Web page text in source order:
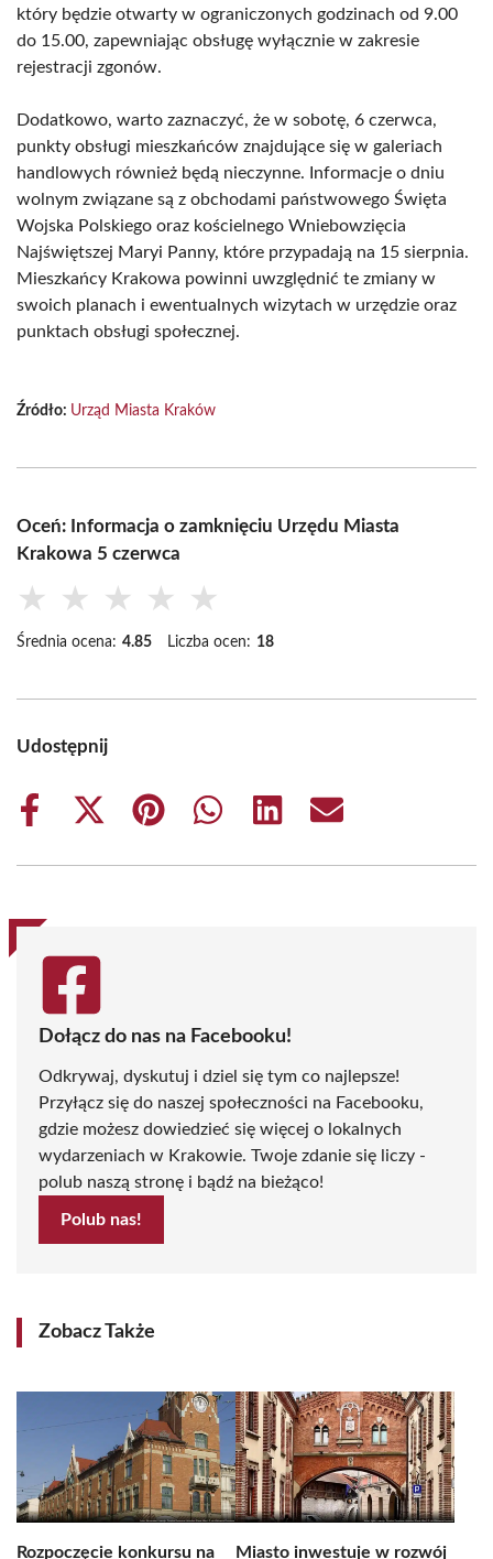
który będzie otwarty w ograniczonych godzinach od 9.00
do 15.00, zapewniając obsługę wyłącznie w zakresie
rejestracji zgonów.
Dodatkowo, warto zaznaczyć, że w sobotę, 6 czerwca,
punkty obsługi mieszkańców znajdujące się w galeriach
handlowych również będą nieczynne. Informacje o dniu
wolnym związane są z obchodami państwowego Święta
Wojska Polskiego oraz kościelnego Wniebowzięcia
Najświętszej Maryi Panny, które przypadają na 15 sierpnia.
Mieszkańcy Krakowa powinni uwzględnić te zmiany w
swoich planach i ewentualnych wizytach w urzędzie oraz
punktach obsługi społecznej.
Źródło: Urząd Miasta Kraków
Oceń: Informacja o zamknięciu Urzędu Miasta
Krakowa 5 czerwca
★ ★ ★ ★ ★
Średnia ocena: 4.85 Liczba ocen: 18
Udostępnij
Share
Share
(Twitter)
Share
Share
Share
Share
Dołącz do nas na Facebooku!
Odkrywaj, dyskutuj i dziel się tym co najlepsze!
Przyłącz się do naszej społeczności na Facebooku,
gdzie możesz dowiedzieć się więcej o lokalnych
wydarzeniach w Krakowie. Twoje zdanie się liczy -
polub naszą stronę i bądź na bieżąco!
Polub nas!
Zobacz Także
Rozpoczęcie konkursu na Miasto inwestuje w rozwój